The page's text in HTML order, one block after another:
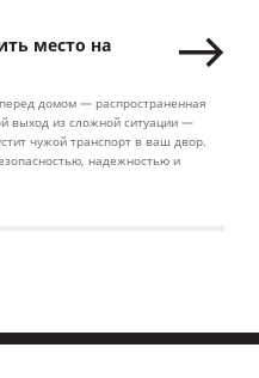
место на
домом — распространенная
выход из сложной ситуации —
чужой транспорт в ваш двор.
надежностью и